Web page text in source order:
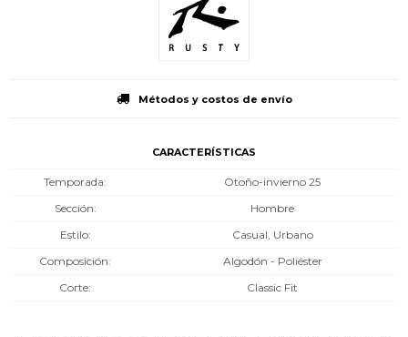
Métodos y costos de envío
CARACTERÍSTICAS
Temporada
Otoño-invierno 25
Sección
Hombre
Estilo
Casual, Urbano
Composición
Algodón - Poliéster
Corte
Classic Fit